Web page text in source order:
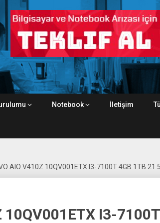
Notebook İletişim
AIO V410Z 10QV001ETX I3-7100T 4GB 1TB
10QV001ETX I3-7100T